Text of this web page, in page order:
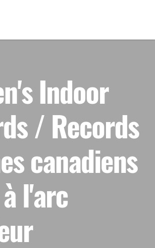
Indoor
/ Records
canadiens
l'arc